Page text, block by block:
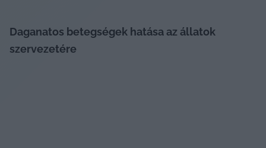
Daganatos betegségek hatása az állatok
szervezetére